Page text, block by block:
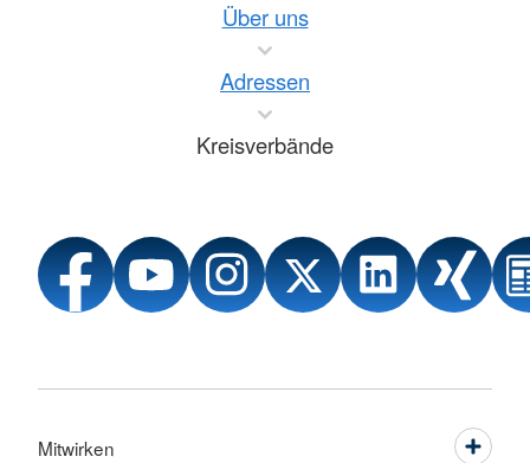
Über uns
Adressen
Kreisverbände
Mitwirken